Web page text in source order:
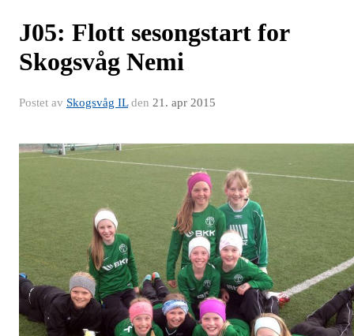
J05: Flott sesongstart for
Skogsvåg Nemi
Postet av Skogsvåg ILden 21. apr 2015